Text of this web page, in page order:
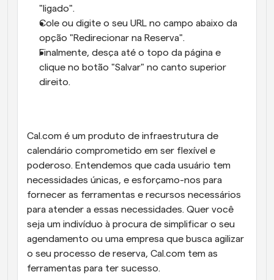
"ligado".
Cole ou digite o seu URL no campo abaixo da
opção "Redirecionar na Reserva".
Finalmente, desça até o topo da página e
clique no botão "Salvar" no canto superior
direito.
Cal.com é um produto de infraestrutura de
calendário comprometido em ser flexível e
poderoso. Entendemos que cada usuário tem
necessidades únicas, e esforçamo-nos para
fornecer as ferramentas e recursos necessários
para atender a essas necessidades. Quer você
seja um indivíduo à procura de simplificar o seu
agendamento ou uma empresa que busca agilizar
o seu processo de reserva, Cal.com tem as
ferramentas para ter sucesso.